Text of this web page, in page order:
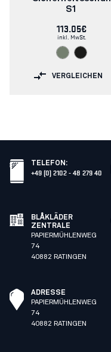
S1
113.05€
inkl. MwSt.
VERGLEICHEN
TELEFON :
+49 (0) 2102 - 48 279 40
BLÅKLÄDER
ZENTRALE
PAPIERMÜHLENWEG
74
40882 RATINGEN
ADRESSE
PAPIERMÜHLENWEG
74
40882 RATINGEN